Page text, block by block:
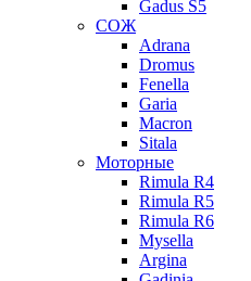
Gadus S5
СОЖ
Adrana
Dromus
Fenella
Garia
Macron
Sitala
Моторные
Rimula R4
Rimula R5
Rimula R6
Mysella
Argina